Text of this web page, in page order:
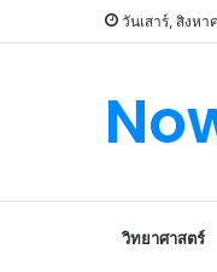
วันเสาร์, สิงห
วิทยาศาสตร์